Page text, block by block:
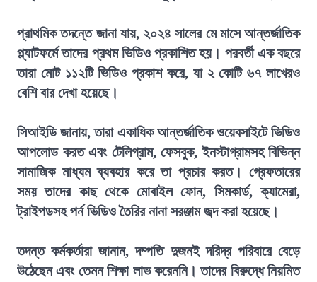
প্রাথমিক তদন্তে জানা যায়, ২০২৪ সালের মে মাসে আন্তর্জাতিক
প্ল্যাটফর্মে তাদের প্রথম ভিডিও প্রকাশিত হয়। পরবর্তী এক বছরে
তারা মোট ১১২টি ভিডিও প্রকাশ করে, যা ২ কোটি ৬৭ লাখেরও
বেশি বার দেখা হয়েছে।
সিআইডি জানায়, তারা একাধিক আন্তর্জাতিক ওয়েবসাইটে ভিডিও
আপলোড করত এবং টেলিগ্রাম, ফেসবুক, ইনস্টাগ্রামসহ বিভিন্ন
সামাজিক মাধ্যম ব্যবহার করে তা প্রচার করত। গ্রেফতারের
সময় তাদের কাছ থেকে মোবাইল ফোন, সিমকার্ড, ক্যামেরা,
ট্রাইপডসহ পর্ন ভিডিও তৈরির নানা সরঞ্জাম জব্দ করা হয়েছে।
তদন্ত কর্মকর্তারা জানান, দম্পতি দুজনই দরিদ্র পরিবারে বেড়ে
উঠেছেন এবং তেমন শিক্ষা লাভ করেননি। তাদের বিরুদ্ধে নিয়মিত